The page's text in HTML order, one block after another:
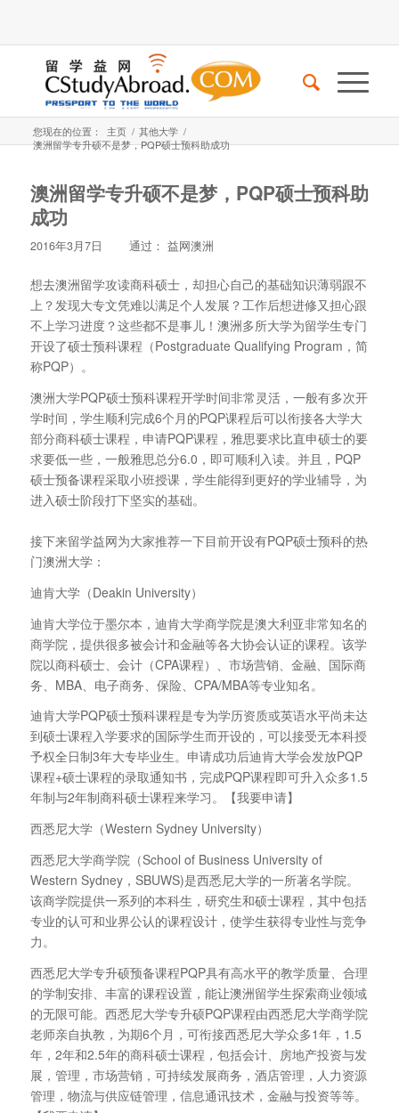
您现在的位置： 主页 / 其他大学 /
澳洲留学专升硕不是梦，PQP硕士预科助成功
澳洲留学专升硕不是梦，PQP硕士预科助
成功
2016年3月7日 通过： 益网澳洲
想去澳洲留学攻读商科硕士，却担心自己的基础知识薄弱跟不
上？发现大专文凭难以满足个人发展？工作后想进修又担心跟
不上学习进度？这些都不是事儿！澳洲多所大学为留学生专门
开设了硕士预科课程（Postgraduate Qualifying Program，简
称PQP）。
澳洲大学PQP硕士预科课程开学时间非常灵活，一般有多次开
学时间，学生顺利完成6个月的PQP课程后可以衔接各大学大
部分商科硕士课程，申请PQP课程，雅思要求比直申硕士的要
求要低一些，一般雅思总分6.0，即可顺利入读。并且，PQP
硕士预备课程采取小班授课，学生能得到更好的学业辅导，为
进入硕士阶段打下坚实的基础。
接下来留学益网为大家推荐一下目前开设有PQP硕士预科的热
门澳洲大学：
迪肯大学（Deakin University）
迪肯大学位于墨尔本，迪肯大学商学院是澳大利亚非常知名的
商学院，提供很多被会计和金融等各大协会认证的课程。该学
院以商科硕士、会计（CPA课程）、市场营销、金融、国际商
务、MBA、电子商务、保险、CPA/MBA等专业知名。
迪肯大学PQP硕士预科课程是专为学历资质或英语水平尚未达
到硕士课程入学要求的国际学生而开设的，可以接受无本科授
予权全日制3年大专毕业生。申请成功后迪肯大学会发放PQP
课程+硕士课程的录取通知书，完成PQP课程即可升入众多1.5
年制与2年制商科硕士课程来学习。【我要申请】
西悉尼大学（Western Sydney University）
西悉尼大学商学院（School of Business University of
Western Sydney，SBUWS)是西悉尼大学的一所著名学院。
该商学院提供一系列的本科生，研究生和硕士课程，其中包括
专业的认可和业界公认的课程设计，使学生获得专业性与竞争
力。
西悉尼大学专升硕预备课程PQP具有高水平的教学质量、合理
的学制安排、丰富的课程设置，能让澳洲留学生探索商业领域
的无限可能。西悉尼大学专升硕PQP课程由西悉尼大学商学院
老师亲自执教，为期6个月，可衔接西悉尼大学众多1年，1.5
年，2年和2.5年的商科硕士课程，包括会计、房地产投资与发
展，管理，市场营销，可持续发展商务，酒店管理，人力资源
管理，物流与供应链管理，信息通讯技术，金融与投资等等。